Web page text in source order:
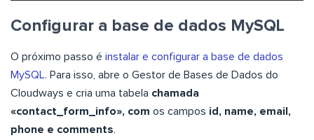
Configurar a base de dados MySQL
O próximo passo é instalar e configurar a base de dados
MySQL. Para isso, abre o Gestor de Bases de Dados do
Cloudways e cria uma tabela chamada
«contact_form_info», com os campos id, name, email,
phone e comments.